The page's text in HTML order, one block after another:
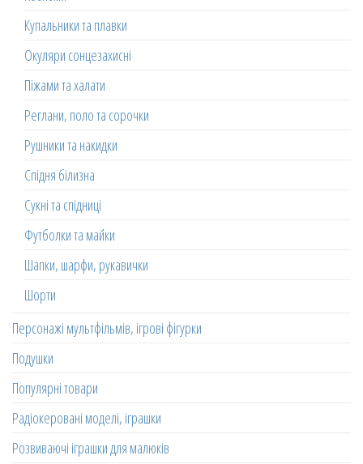
Купальники та плавки
Окуляри сонцезахисні
Піжами та халати
Реглани, поло та сорочки
Рушники та накидки
Спідня білизна
Сукні та спідниці
Футболки та майки
Шапки, шарфи, рукавички
Шорти
Персонажі мультфільмів, ігрові фігурки
Подушки
Популярні товари
Радіокеровані моделі, іграшки
Розвиваючі іграшки для малюків